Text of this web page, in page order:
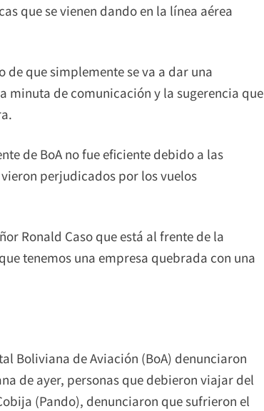
que se vienen dando en la línea aérea
que simplemente se va a dar una
minuta de comunicación y la sugerencia que
de BoA no fue eficiente debido a las
perjudicados por los vuelos
Ronald Caso que está al frente de la
tenemos una empresa quebrada con una
Boliviana de Aviación (BoA) denunciaron
de ayer, personas que debieron viajar del
(Pando), denunciaron que sufrieron el